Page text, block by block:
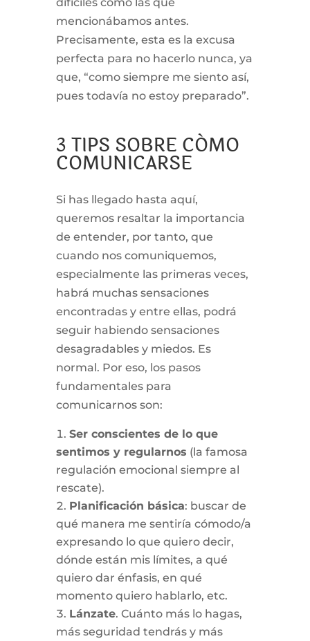
mencionábamos antes.
Precisamente, esta es la excusa
perfecta para no hacerlo nunca, ya
que, “como siempre me siento así,
pues todavía no estoy preparado”.
3 TIPS SOBRE CÓMO
COMUNICARSE
Si has llegado hasta aquí,
queremos resaltar la importancia
de entender, por tanto, que
cuando nos comuniquemos,
especialmente las primeras veces,
habrá muchas sensaciones
encontradas y entre ellas, podrá
seguir habiendo sensaciones
desagradables y miedos. Es
normal. Por eso, los pasos
fundamentales para
comunicarnos son:
Ser conscientes de lo que
sentimos y regularnos (la famosa
regulación emocional siempre al
rescate).
Planificación básica: buscar de
qué manera me sentiría cómodo/a
expresando lo que quiero decir,
dónde están mis límites, a qué
quiero dar énfasis, en qué
momento quiero hablarlo, etc.
Lánzate. Cuánto más lo hagas,
más seguridad tendrás y más